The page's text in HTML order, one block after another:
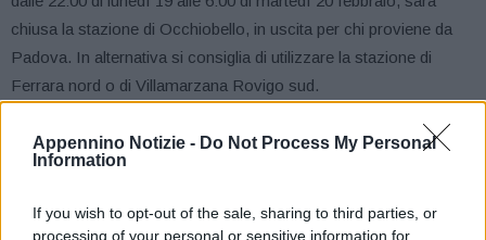
Appennino Notizie - Do Not Process My Personal
Information
If you wish to opt-out of the sale, sharing to third parties, or
processing of your personal or sensitive information for
chiusa la stazione di Occhiobello, in uscita per chi proviene da
Padova. In alternativa si consiglia di utilizzare la stazione di
Ferrara nord o di Villamarzana Rovigo sud.
Per consentire lavori di pavimentazione, saranno adottati i
seguenti provvedimenti di chiusura: dalle 22:00 di lunedì 19 alle
Altedo e Bologna Interporto, verso Bologna. L’area di servizio